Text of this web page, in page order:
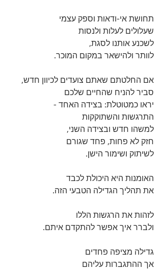
תחושת אי-ודאות וספק עצמי
שעלולים לעלות ולנסות
לשכנע אותנו לסגת,
לוותר ולהישאר במקום המוכר.
אם החלטתם שאתם צועדים לכיוון חדש,
סביר להניח שהחיים שלכם
יראו כמטוטלת: בצידה האחד -
התרגשות והשתוקקות
למשהו חדש ובצידה השני,
חזק לא פחות, פחד שגורם
לשיתוק ושימור הישן.
האומנות היא היכולת לכבד
את תהליך הגדילה הטבעי הזה.
לזהות את הרגשות הללו
ולברר איך אפשר להתקדם איתם.
גדילה מציפה פחדים
אך ההתגברות עליהם